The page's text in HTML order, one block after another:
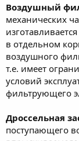
Воздушный
механических
в отдельном
воздушного
т.е. имеет
условий
фильтрующего
Дроссельная
поступающего